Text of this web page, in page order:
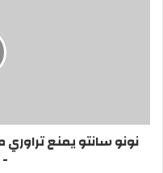
نونو سانتو يمنع تراوري
-